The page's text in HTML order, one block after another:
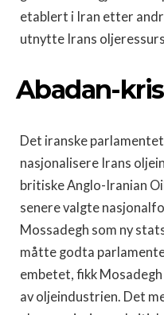
etablert i Iran etter
utnytte Irans
Abadan-
Det iranske
nasjonalisere Irans
britiske Anglo-Iranian
senere valgte
Mossadegh som ny
måtte godta
embetet, fikk
av oljeindustrien. Det